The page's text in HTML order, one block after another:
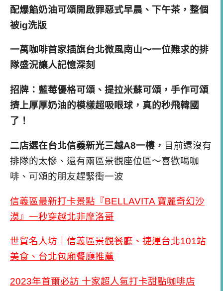
配爆餡奶油可頌開啟罪惡式早晨、下午茶，整個
被ig洗版
一萬咖啡首家插旗台北微風南山～一位難求的排
隊盛況讓人記憶深刻
招牌：藍莓優格可頌、提拉米蘇可頌，手作可頌
擠上厚厚奶油的模樣超吸眼球，真的秒飛韓國
了！
二店選在台北信義新光三越A8一樓， 目前還沒有
排隊的太慘、還有兩區景觀座位區～喜歡喝咖
啡、可頌的朋友趕緊衝一波
信義區最新打卡景點『BELLAVITA 寶麗奇幻沙
漠』一秒穿越北非摩洛哥
世貿名人坊｜信義區景觀餐廳、捷運台北101站
美食、台北包廂餐廳推薦
2023年首爾必訪 十家超人氣打卡甜點咖啡店